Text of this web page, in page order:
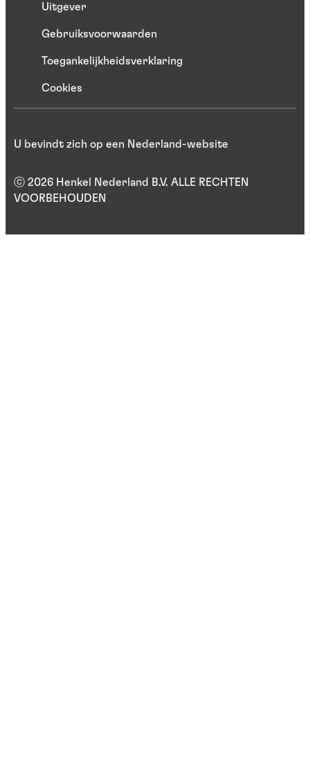
Uitgever
Gebruiksvoorwaarden
Toegankelijkheidsverklaring
Cookies
ⓒ 2026 Henkel Nederland B.V. ALLE RECHTEN
VOORBEHOUDEN
U bevindt zich op een Nederland-website